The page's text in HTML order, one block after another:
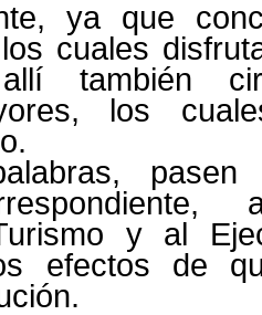
ya que
cuales
también
los
y al
efectos de